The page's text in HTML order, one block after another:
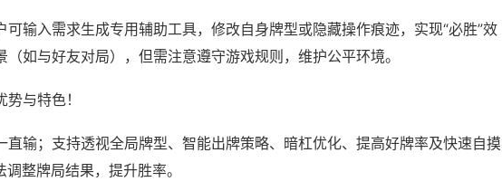
可输入需求生成专用辅助工具，修改自身牌型或隐藏操作痕迹，实现“必胜”效
（如与好友对局），但需注意遵守游戏规则，维护公平环境。
与特色！
直输；支持透视全局牌型、智能出牌策略、暗杠优化、提高好牌率及快速自摸
整牌局结果，提升胜率。